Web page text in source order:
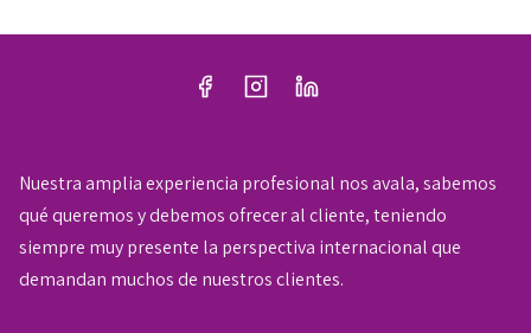
Nuestra amplia experiencia profesional nos avala, sabemos
qué queremos y debemos ofrecer al cliente, teniendo
siempre muy presente la perspectiva internacional que
demandan muchos de nuestros clientes.